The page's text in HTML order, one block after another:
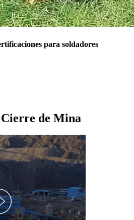
para soldadores
de Mina